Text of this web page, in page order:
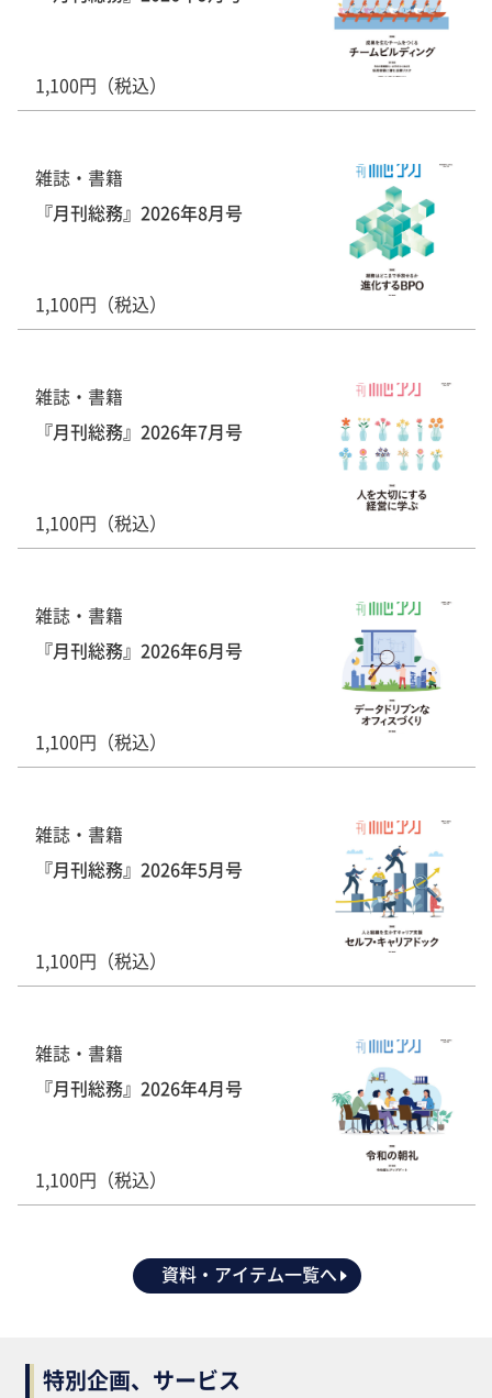
1,100円（税込）
雑誌・書籍
『月刊総務』2026年8月号
1,100円（税込）
雑誌・書籍
『月刊総務』2026年7月号
1,100円（税込）
雑誌・書籍
『月刊総務』2026年6月号
1,100円（税込）
雑誌・書籍
『月刊総務』2026年5月号
1,100円（税込）
雑誌・書籍
『月刊総務』2026年4月号
1,100円（税込）
資料・アイテム一覧へ
特別企画、サービス